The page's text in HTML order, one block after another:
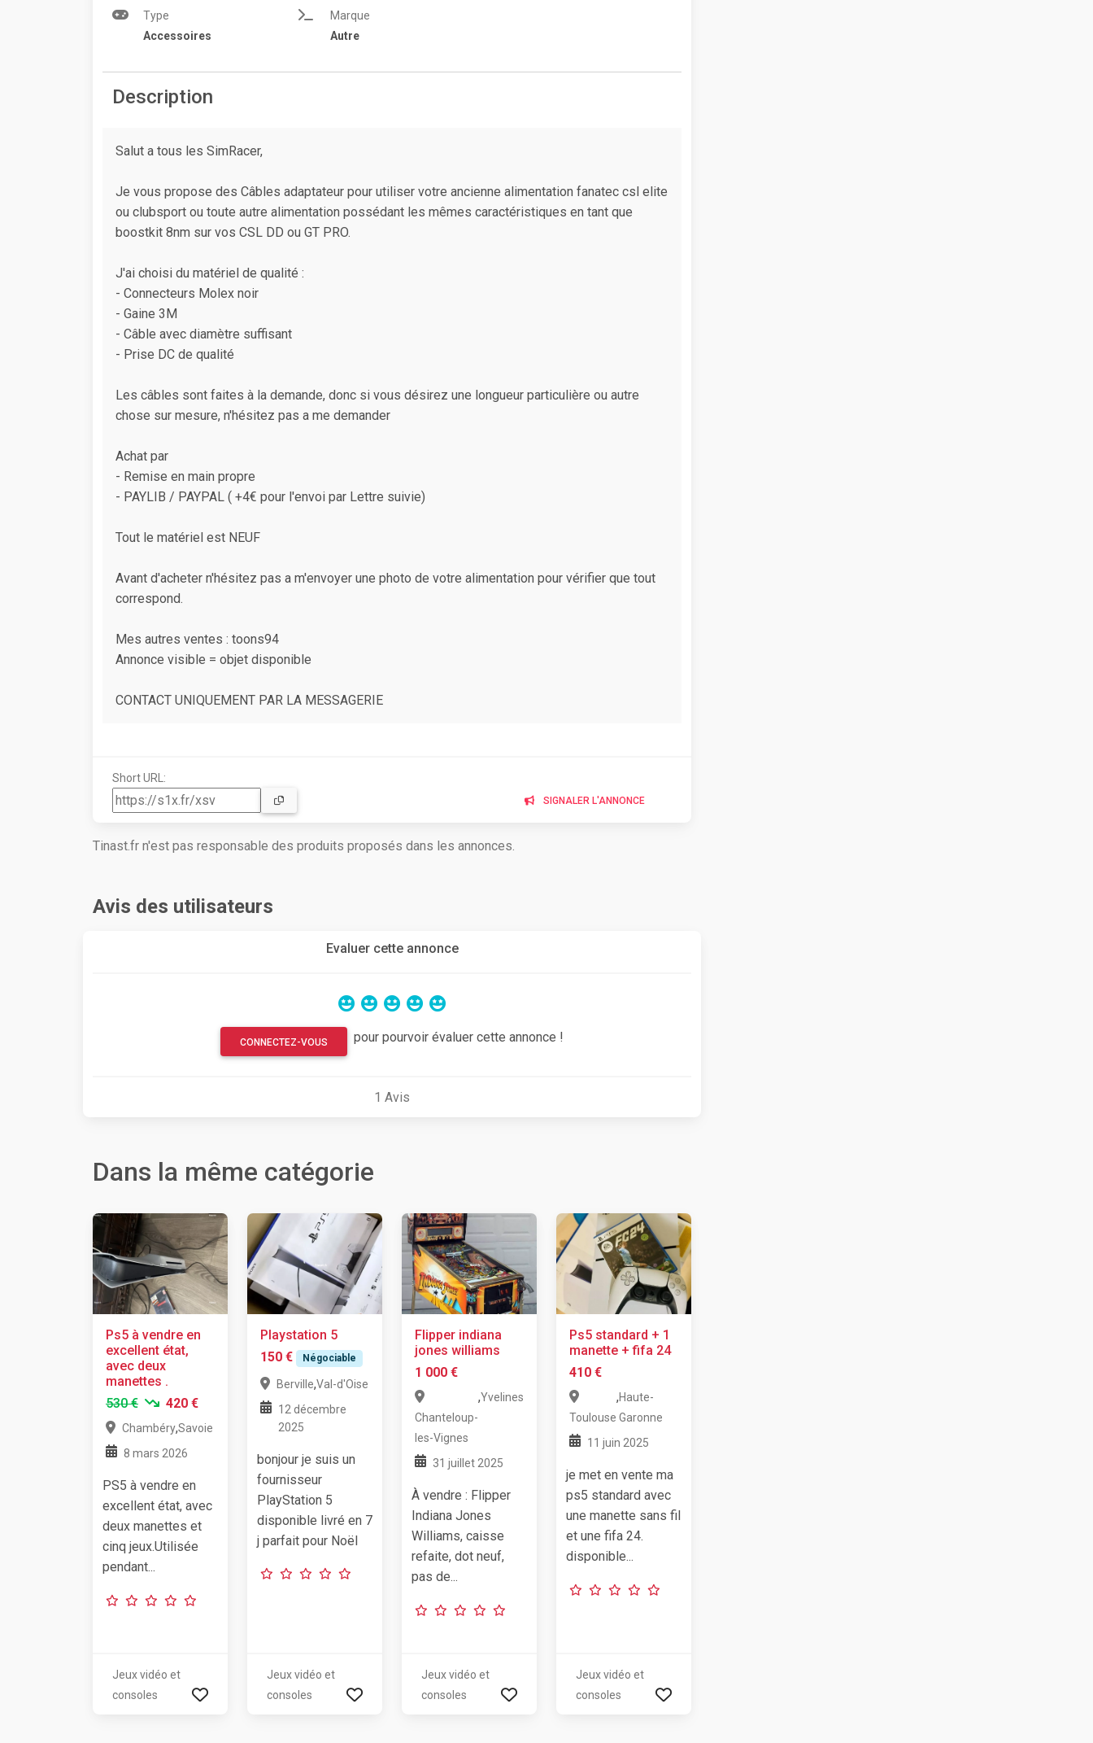
Type
Accessoires
Marque
Autre
Description
Salut a tous les SimRacer,
Je vous propose des Câbles adaptateur pour utiliser votre ancienne alimentation fanatec csl elite
ou clubsport ou toute autre alimentation possédant les mêmes caractéristiques en tant que
boostkit 8nm sur vos CSL DD ou GT PRO.
J'ai choisi du matériel de qualité :
- Connecteurs Molex noir
- Gaine 3M
- Câble avec diamètre suffisant
- Prise DC de qualité
Les câbles sont faites à la demande, donc si vous désirez une longueur particulière ou autre
chose sur mesure, n'hésitez pas a me demander
Achat par
- Remise en main propre
- PAYLIB / PAYPAL ( +4€ pour l'envoi par Lettre suivie)
Tout le matériel est NEUF
Avant d'acheter n'hésitez pas a m'envoyer une photo de votre alimentation pour vérifier que tout
correspond.
Mes autres ventes : toons94
Annonce visible = objet disponible
CONTACT UNIQUEMENT PAR LA MESSAGERIE
Short URL:
SIGNALER L'ANNONCE
Tinast.fr n'est pas responsable des produits proposés dans les annonces.
Avis des utilisateurs
Evaluer cette annonce
CONNECTEZ-VOUS pour pourvoir évaluer cette annonce !
1 Avis
Dans la même catégorie
Ps5 à vendre en
excellent état,
avec deux
manettes .
530 €
420 €
Chambéry,Savoie
8 mars 2026
PS5 à vendre en
excellent état, avec
deux manettes et
cinq jeux.Utilisée
pendant...
Jeux vidéo et
consoles
Playstation 5
150 €
Négociable
Berville,Val-d'Oise
12 décembre
2025
bonjour je suis un
fournisseur
PlayStation 5
disponible livré en 7
j parfait pour Noël
Jeux vidéo et
consoles
Flipper indiana
jones williams
1 000 €
Chanteloup-
les-Vignes
,Yvelines
31 juillet 2025
À vendre : Flipper
Indiana Jones
Williams, caisse
refaite, dot neuf,
pas de...
Jeux vidéo et
consoles
Ps5 standard + 1
manette + fifa 24
410 €
Toulouse
,Haute-
Garonne
11 juin 2025
je met en vente ma
ps5 standard avec
une manette sans fil
et une fifa 24.
disponible...
Jeux vidéo et
consoles